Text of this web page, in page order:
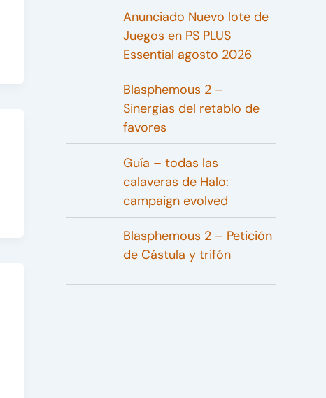
Anunciado Nuevo lote de
Juegos en PS PLUS
Essential agosto 2026
Blasphemous 2 –
Sinergias del retablo de
favores
Guía – todas las
calaveras de Halo:
campaign evolved
Blasphemous 2 – Petición
de Cástula y trifón